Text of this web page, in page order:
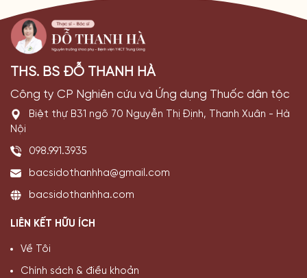
THS. BS ĐỖ THANH HÀ
Công ty CP Nghiên cứu và Ứng dụng Thuốc dân tộc
Biệt thự B31 ngõ 70 Nguyễn Thị Định, Thanh Xuân - Hà
Nội
098.991.3935
bacsidothanhha@gmail.com
bacsidothanhha.com
LIÊN KẾT HỮU ÍCH
Về Tôi
Chính sách & điều khoản